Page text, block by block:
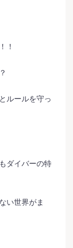
！
ルールを守っ
ダイバーの特
い世界がま